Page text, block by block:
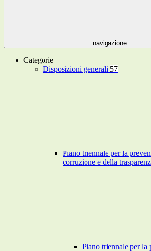
navigazione
Categorie
Disposizioni generali 57
Piano triennale per la
corruzione e della
Piano triennale per la